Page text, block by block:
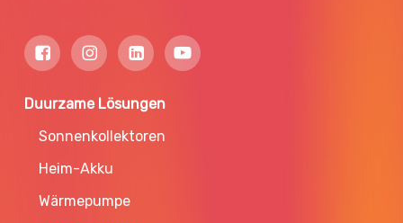
Duurzame Lösungen
Sonnenkollektoren
Heim-Akku
Wärmepumpe